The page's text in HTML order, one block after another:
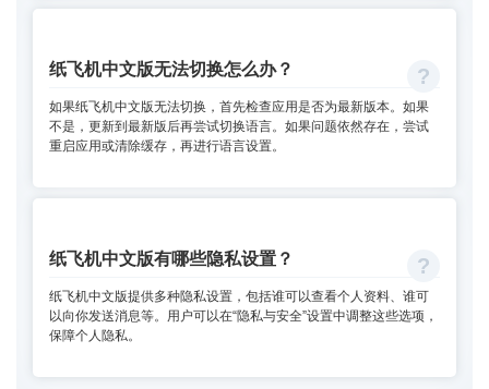
纸飞机中文版无法切换怎么办？
如果纸飞机中文版无法切换，首先检查应用是否为最新版本。如果
不是，更新到最新版后再尝试切换语言。如果问题依然存在，尝试
重启应用或清除缓存，再进行语言设置。
纸飞机中文版有哪些隐私设置？
纸飞机中文版提供多种隐私设置，包括谁可以查看个人资料、谁可
以向你发送消息等。用户可以在“隐私与安全”设置中调整这些选项，
保障个人隐私。